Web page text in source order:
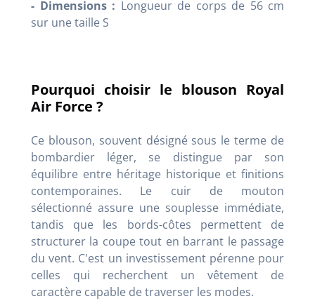
- Dimensions : Longueur de corps de 56 cm
sur une taille S
Pourquoi choisir le blouson Royal
Air Force ?
Ce blouson, souvent désigné sous le terme de
bombardier léger, se distingue par son
équilibre entre héritage historique et finitions
contemporaines. Le cuir de mouton
sélectionné assure une souplesse immédiate,
tandis que les bords-côtes permettent de
structurer la coupe tout en barrant le passage
du vent. C'est un investissement pérenne pour
celles qui recherchent un vêtement de
caractère capable de traverser les modes.